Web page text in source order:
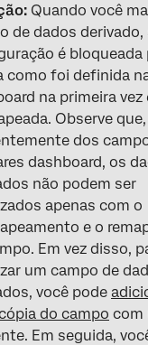
Quando você
de dados derivado,
é bloqueada
como foi definida
na primeira vez
Observe que,
dos
dashboard, os
não podem ser
apenas com o
e o
Em vez disso,
um campo de
você pode
do campo com
Em seguida,